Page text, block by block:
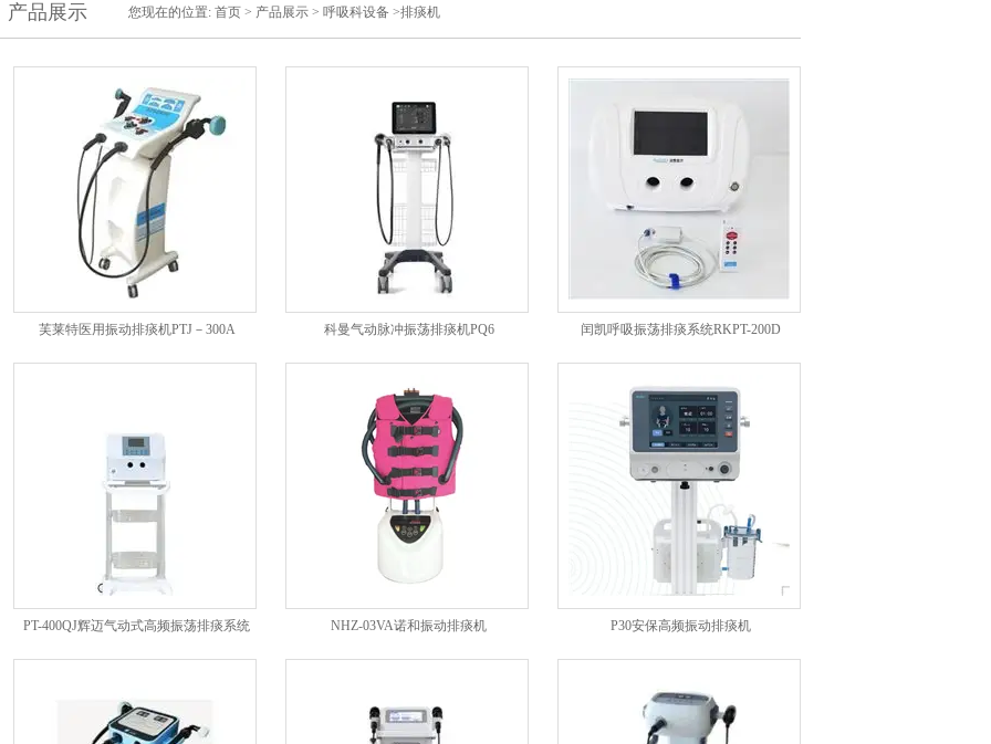
产品展示 您现在的位置: 首页 > 产品展示 > 呼吸科设备 >排痰机
芙莱特医用振动排痰机PTJ－300A 科曼气动脉冲振荡排痰机PQ6 闰凯呼吸振荡排痰系统RKPT-200D
PT-400QJ辉迈气动式高频振荡排痰系统 NHZ-03VA诺和振动排痰机 P30安保高频振动排痰机